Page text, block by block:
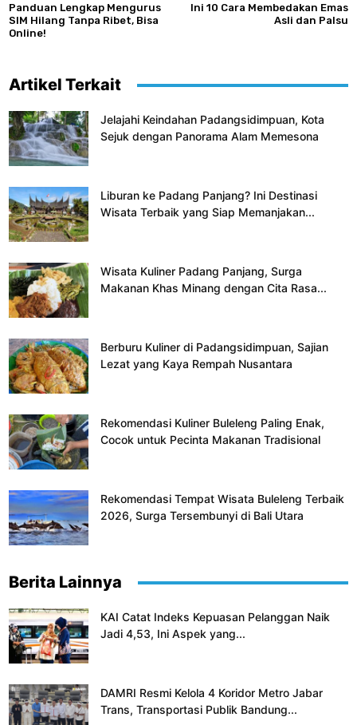
Panduan Lengkap Mengurus
SIM Hilang Tanpa Ribet, Bisa
Online!
Ini 10 Cara Membedakan Emas
Asli dan Palsu
Artikel Terkait
Jelajahi Keindahan Padangsidimpuan, Kota
Sejuk dengan Panorama Alam Memesona
Liburan ke Padang Panjang? Ini Destinasi
Wisata Terbaik yang Siap Memanjakan...
Wisata Kuliner Padang Panjang, Surga
Makanan Khas Minang dengan Cita Rasa...
Berburu Kuliner di Padangsidimpuan, Sajian
Lezat yang Kaya Rempah Nusantara
Rekomendasi Kuliner Buleleng Paling Enak,
Cocok untuk Pecinta Makanan Tradisional
Rekomendasi Tempat Wisata Buleleng Terbaik
2026, Surga Tersembunyi di Bali Utara
Berita Lainnya
KAI Catat Indeks Kepuasan Pelanggan Naik
Jadi 4,53, Ini Aspek yang...
DAMRI Resmi Kelola 4 Koridor Metro Jabar
Trans, Transportasi Publik Bandung...